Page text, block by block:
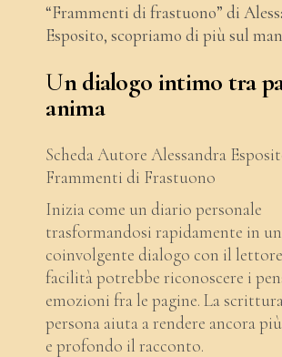
“Frammenti di frastuono” di
Esposito, scopriamo di più sul
Un dialogo intimo tra
anima
Scheda Autore Alessandra
Frammenti di Frastuono
Inizia come un diario personale
trasformandosi rapidamente in un
coinvolgente dialogo con il
facilità potrebbe riconoscere i
emozioni fra le pagine. La
persona aiuta a rendere ancora
e profondo il racconto.